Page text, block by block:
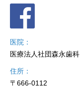
医院
医療法人社団森永歯科
住所
〒666-0112